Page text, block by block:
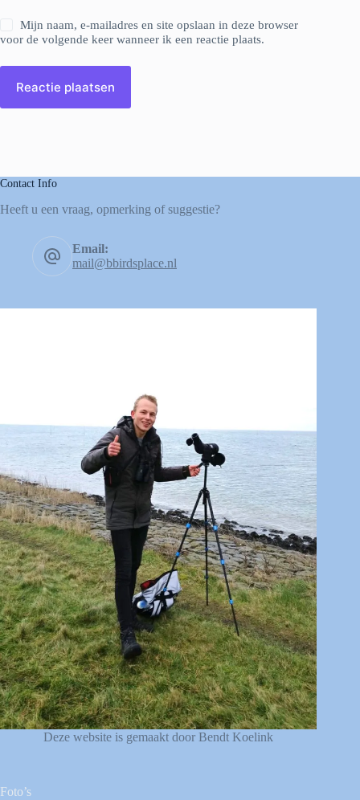
Mijn naam, e-mailadres en site opslaan in deze browser
voor de volgende keer wanneer ik een reactie plaats.
Reactie plaatsen
Contact Info
Heeft u een vraag, opmerking of suggestie?
Email:
mail@bbirdsplace.nl
Deze website is gemaakt door Bendt Koelink
Foto’s